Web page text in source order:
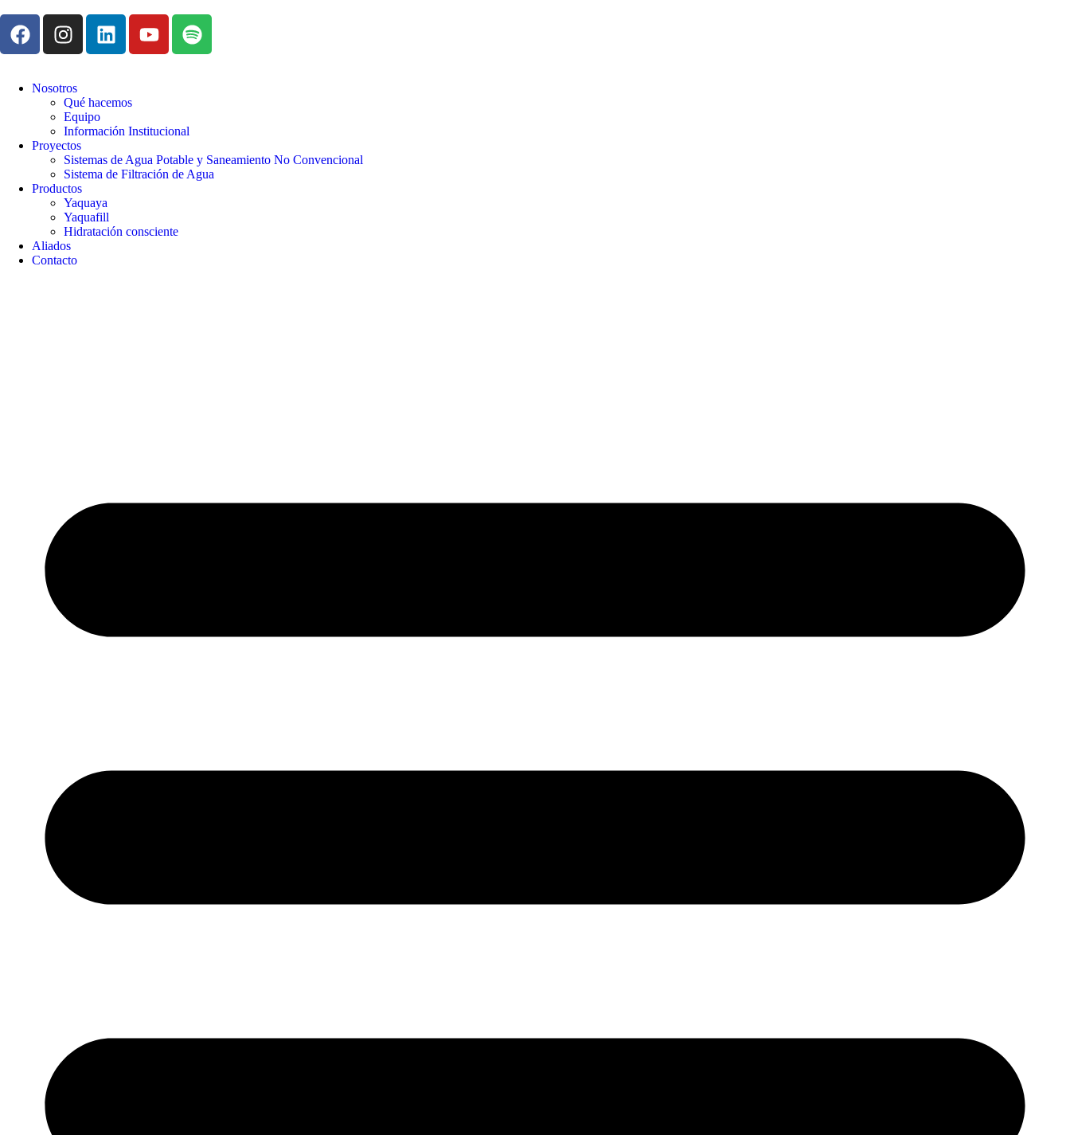
Nosotros
Qué hacemos
Equipo
Información Institucional
Proyectos
Sistemas de Agua Potable y Saneamiento No Convencional
Sistema de Filtración de Agua
Productos
Yaquaya
Yaquafill
Hidratación consciente
Aliados
Contacto